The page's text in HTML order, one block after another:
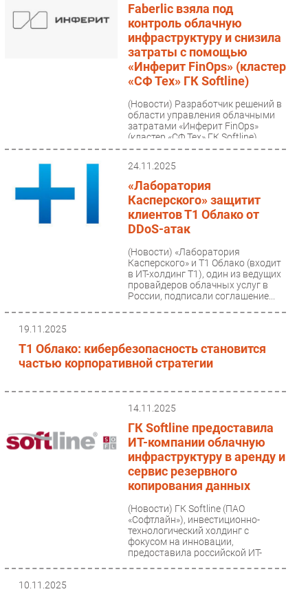
Faberlic взяла под
контроль облачную
инфраструктуру и снизила
затраты с помощью
«Инферит FinOps» (кластер
«СФ Тех» ГК Softline)
(Новости) Разработчик решений в
области управления облачными
затратами «Инферит FinOps»
(кластер «СФ Тех» ГК Softline)
помог Faberlic повысить...
24.11.2025
«Лаборатория
Касперского» защитит
клиентов Т1 Облако от
DDoS-атак
(Новости) «Лаборатория
Касперского» и Т1 Облако (входит
в ИТ-холдинг Т1), один из ведущих
провайдеров облачных услуг в
России, подписали соглашение...
19.11.2025
Т1 Облако: кибербезопасность становится
частью корпоративной стратегии
14.11.2025
ГК Softline предоставила
ИТ-компании облачную
инфраструктуру в аренду и
сервис резервного
копирования данных
(Новости) ГК Softline (ПАО
«Софтлайн»), инвестиционно-
технологический холдинг с
фокусом на инновации,
предоставила российской ИТ-
10.11.2025